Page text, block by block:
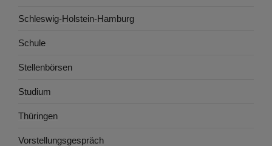
Schleswig-Holstein-Hamburg
Schule
Stellenbörsen
Studium
Thüringen
Vorstellungsgespräch